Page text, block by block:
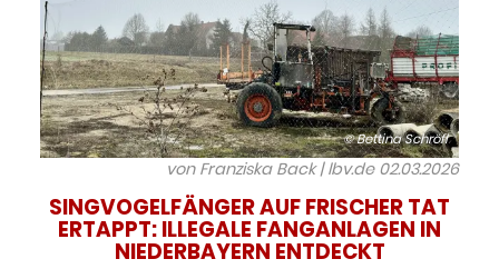
© Bettina Schröfl
von Franziska Back | lbv.de 02.03.2026
SINGVOGELFÄNGER AUF FRISCHER TAT
ERTAPPT: ILLEGALE FANGANLAGEN IN
NIEDERBAYERN ENTDECKT